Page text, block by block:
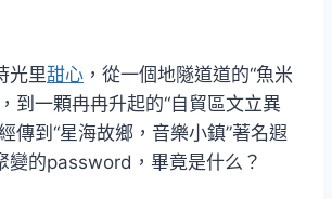
光里甜心 ，從一個地隧道道的“魚米
到一顆冉冉升起的“自貿區文立異
傳到“星海故鄉，音樂小鎮”著名遐
變的password，畢竟是什么？